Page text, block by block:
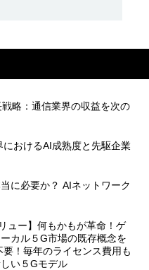
略：通信業界の収益を次の
におけるAI成熟度と先駆企業
に必要か？ AIネットワーク
ュー】何もかもが革命！ゲ
カル５G市場の既存概念を
！毎年のライセンス費用も
い５Gモデル